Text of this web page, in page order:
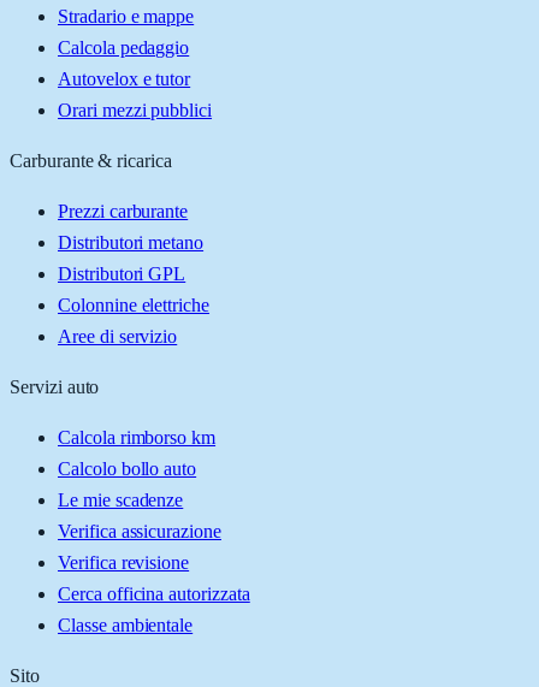
Stradario e mappe
Calcola pedaggio
Autovelox e tutor
Orari mezzi pubblici
Carburante & ricarica
Prezzi carburante
Distributori metano
Distributori GPL
Colonnine elettriche
Aree di servizio
Servizi auto
Calcola rimborso km
Calcolo bollo auto
Le mie scadenze
Verifica assicurazione
Verifica revisione
Cerca officina autorizzata
Classe ambientale
Sito